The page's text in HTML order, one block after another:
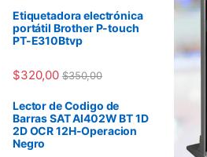
Etiquetadora electrónica
portátil Brother P-touch
PT-E310Btvp
$320,00 $350,00
Lector de Codigo de
Barras SAT AI402W BT 1D
2D OCR 12H-Operacion
Negro